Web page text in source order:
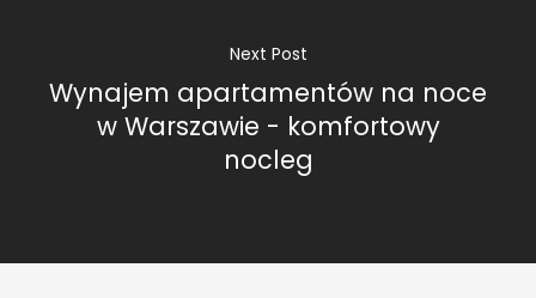
Next Post
Wynajem apartamentów na noce
w Warszawie - komfortowy
nocleg